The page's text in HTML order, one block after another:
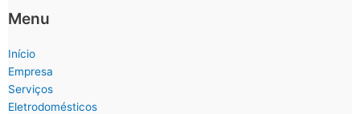
Menu
Início
Empresa
Serviços
Eletrodomésticos